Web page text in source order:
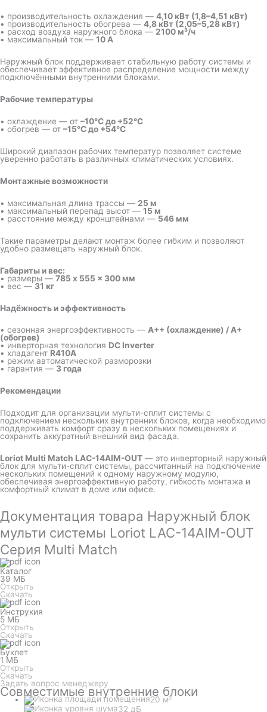
• производительность охлаждения — 4,10 кВт (1,8–4,51 кВт)
• производительность обогрева — 4,8 кВт (2,05–5,28 кВт)
• расход воздуха наружного блока — 2100 м³/ч
• максимальный ток — 10 А
Наружный блок поддерживает стабильную работу системы и
обеспечивает эффективное распределение мощности между
подключёнными внутренними блоками.
Рабочие температуры
• охлаждение — от –10°C до +52°C
• обогрев — от –15°C до +54°C
Широкий диапазон рабочих температур позволяет системе
уверенно работать в различных климатических условиях.
Монтажные возможности
• максимальная длина трассы — 25 м
• максимальный перепад высот — 15 м
• расстояние между кронштейнами — 546 мм
Такие параметры делают монтаж более гибким и позволяют
удобно размещать наружный блок.
Габариты и вес:
• размеры — 785 x 555 x 300 мм
• вес — 31 кг
Надёжность и эффективность
• сезонная энергоэффективность — A++ (охлаждение) / A+
(обогрев)
• инверторная технология DC Inverter
• хладагент R410A
• режим автоматической разморозки
• гарантия — 3 года
Рекомендации
Подходит для организации мульти-сплит системы с
подключением нескольких внутренних блоков, когда необходимо
поддерживать комфорт сразу в нескольких помещениях и
сохранить аккуратный внешний вид фасада.
Loriot Multi Match LAC-14AIM-OUT — это инверторный наружный
блок для мульти-сплит системы, рассчитанный на подключение
нескольких помещений к одному наружному модулю,
обеспечивая энергоэффективную работу, гибкость монтажа и
комфортный климат в доме или офисе.
Документация товара Наружный блок
мульти системы Loriot LAC-14AIM-OUT
Серия Multi Match
Каталог
39 МБ
Открыть
Скачать
Инструкия
5 МБ
Открыть
Скачать
Буклет
1 МБ
Открыть
Скачать
Задать вопрос менеджеру
Совместимые внутренние блоки
20 м²
32 дБ